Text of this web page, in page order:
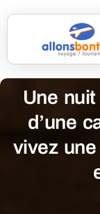
Une
d’une
vivez